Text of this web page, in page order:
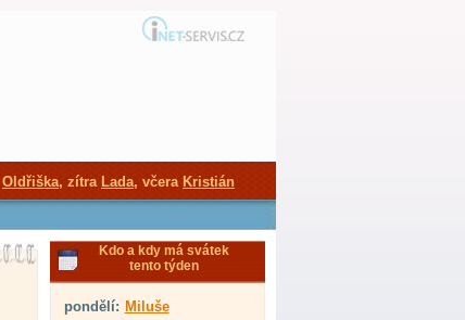
Kdo a kdy má svátek
tento týden
pondělí: Miluše
Oldřiška, zítra Lada, včera Kristián